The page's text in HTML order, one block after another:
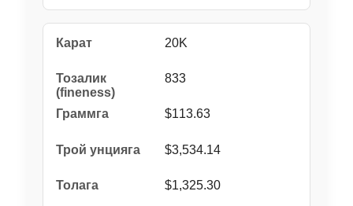
20K
833
$113.63
$3,534.14
$1,325.30